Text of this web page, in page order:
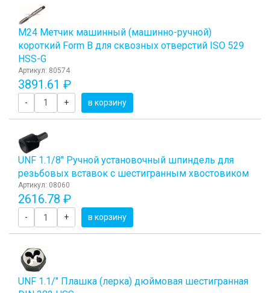
М24 Метчик машинный (машинно-ручной)
короткий Form B для сквозных отверстий ISO 529
HSS-G
Артикул: 80574
3891.61 ₽
- + в корзину
UNF 1.1/8" Ручной установочный шпиндель для
резьбовых вставок с шестигранным хвостовиком
Артикул: 08060
2616.78 ₽
- + в корзину
UNF 1.1/" Плашка (лерка) дюймовая шестигранная